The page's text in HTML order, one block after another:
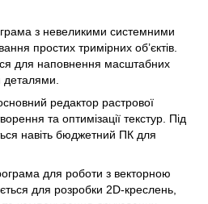
з невеликими системними
простих тримірних об’єктів.
для наповнення масштабних
деталями.
редактор растрової
та оптимізації текстур. Під
навіть бюджетний ПК для
для роботи з векторною
для розробки 2D-креслень,